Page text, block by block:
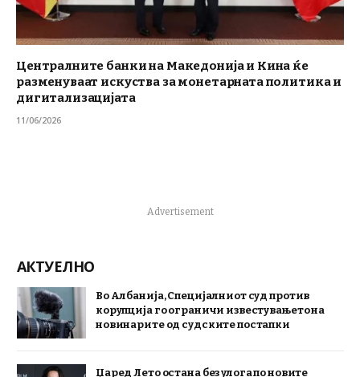
Централните банки на Македонија и Кина ќе
разменуваат искуства за монетарната политика и
дигитализацијата
11/06/2026
Advertisement
АКТУЕЛНО
Во Албанија, Специјалниот суд против
корупција го ограничи известувањето на
новинарите од судските постапки
Џаред Лето остана без улога по новите